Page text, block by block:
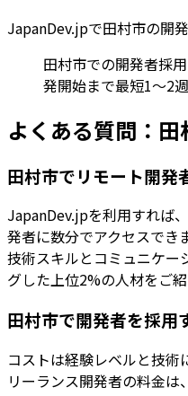
JapanDev.jpで田村市の開
田村市での開発者採
発開始まで最短1〜2
よくある質問： 田
田村市でリモート開発
JapanDev.jpを利用すれば
発者に数分でアクセスでき
技術スキルとコミュニケー
グした上位2%の人材をご紹
田村市で開発者を採用
コストは経験レベルと技術
リーランス開発者の料金